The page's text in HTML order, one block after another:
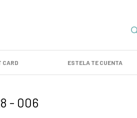
CARD ESTELA TE CUENTA
- 006